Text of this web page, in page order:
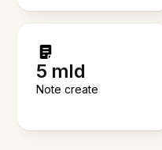
5 mld
Note create